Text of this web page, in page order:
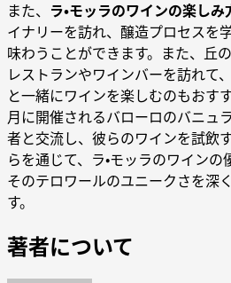
また、 ラ・モッラのワインの楽し
イナリーを訪れ、醸造プロセスを
味わうことができます。また、丘
レストランやワインバーを訪れて
と一緒にワインを楽しむのもおす
月に開催されるバローロのバニュ
者と交流し、彼らのワインを試飲
らを通じて、ラ・モッラのワイン
そのテロワールのユニークさを深
す。
著者について